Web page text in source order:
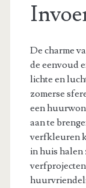
De charme
de eenvoud
lichte en
zomerse
een
aan te
verfkleuren
in huis halen